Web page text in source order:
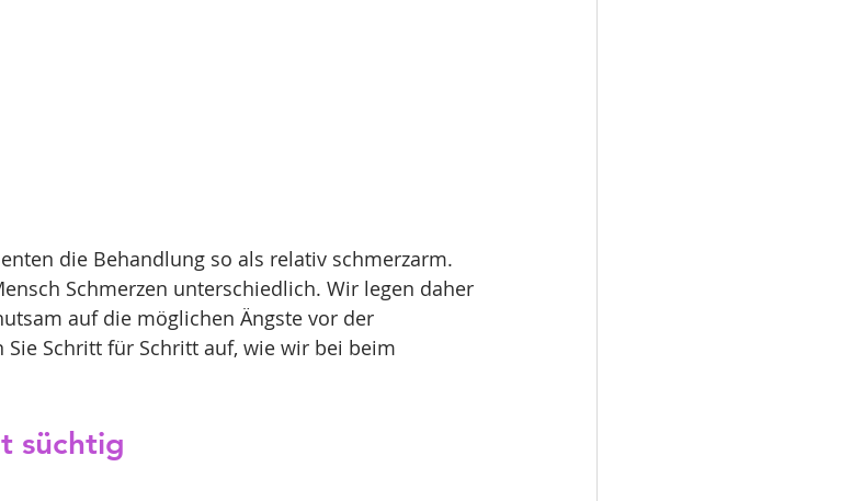
die Behandlung so als relativ schmerzarm.
Schmerzen unterschiedlich. Wir legen daher
auf die möglichen Ängste vor der
Schritt für Schritt auf, wie wir bei beim
süchtig